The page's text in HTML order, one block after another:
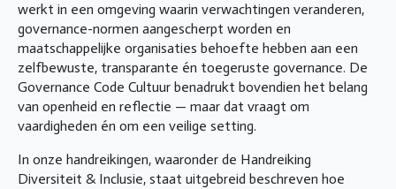
werkt in een omgeving waarin verwachtingen veranderen,
governance-normen aangescherpt worden en
maatschappelijke organisaties behoefte hebben aan een
zelfbewuste, transparante én toegeruste governance. De
Governance Code Cultuur benadrukt bovendien het belang
van openheid en reflectie — maar dat vraagt om
vaardigheden én om een veilige setting.
In onze handreikingen, waaronder de Handreiking
Diversiteit & Inclusie, staat uitgebreid beschreven hoe